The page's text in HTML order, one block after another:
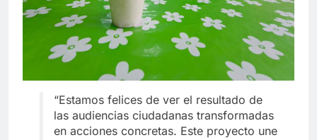
“Estamos felices de ver el resultado de
las audiencias ciudadanas transformadas
en acciones concretas. Este proyecto une